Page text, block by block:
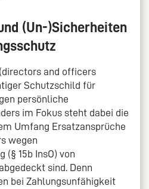
(Un-)Sicherheiten
and officers
Schutzschild für
persönliche
im Fokus steht dabei die
Umfang Ersatzansprüche
wegen
(§ 15b InsO) von
sind. Denn
bei Zahlungsunfähigkeit